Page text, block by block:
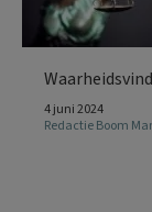
4 juni 2024
Redactie Boom